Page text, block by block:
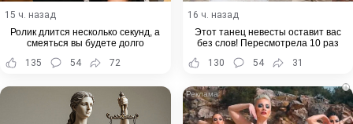
15 ч. назад
Ролик длится несколько секунд, а
смеяться вы будете долго
135
54 72
16 ч. назад
Этот танец невесты оставит вас
без слов! Пересмотрела 10 раз
130
54 31
i